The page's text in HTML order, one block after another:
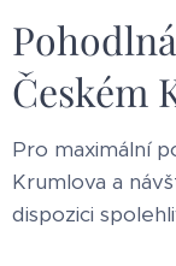
Českém
Pro maximální
Krumlova a
dispozici